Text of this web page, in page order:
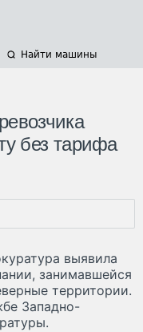
Найти машины
без тарифа
выявила
занимавшейся
территории.
Западно-